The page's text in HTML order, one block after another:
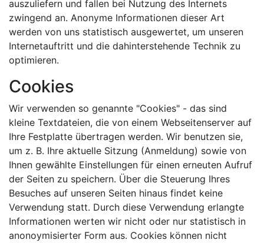
auszuliefern und fallen bei Nutzung des Internets
zwingend an. Anonyme Informationen dieser Art
werden von uns statistisch ausgewertet, um unseren
Internetauftritt und die dahinterstehende Technik zu
optimieren.
Cookies
Wir verwenden so genannte "Cookies" - das sind
kleine Textdateien, die von einem Webseitenserver auf
Ihre Festplatte übertragen werden. Wir benutzen sie,
um z. B. Ihre aktuelle Sitzung (Anmeldung) sowie von
Ihnen gewählte Einstellungen für einen erneuten Aufruf
der Seiten zu speichern. Über die Steuerung Ihres
Besuches auf unseren Seiten hinaus findet keine
Verwendung statt. Durch diese Verwendung erlangte
Informationen werten wir nicht oder nur statistisch in
anonoymisierter Form aus. Cookies können nicht